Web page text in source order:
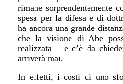
rimane sorprendentemente
spesa per la difesa e di
ha ancora una grande
che la visione di Abe
realizzata – e c’è da
arriverà mai.
In effetti, i costi di uno